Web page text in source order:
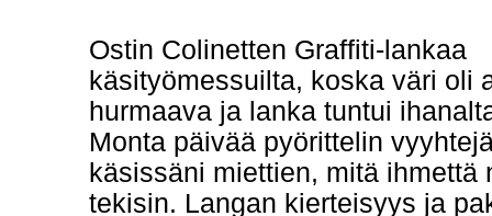
Ostin Colinetten Graffiti-lankaa
käsityömessuilta, koska väri oli
hurmaava ja lanka tuntui
Monta päivää pyörittelin
käsissäni miettien, mitä ihmettä
tekisin. Langan kierteisyys ja